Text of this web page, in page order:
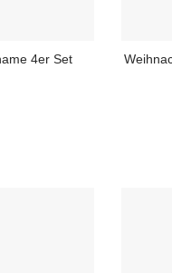
4er Set